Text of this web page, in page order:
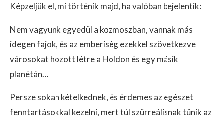
Képzeljük el, mi történik majd, ha valóban bejelentik:
Nem vagyunk egyedül a kozmoszban, vannak más
idegen fajok, és az emberiség ezekkel szövetkezve
városokat hozott létre a Holdon és egy másik
planétán…
Persze sokan kételkednek, és érdemes az egészet
fenntartásokkal kezelni, mert túl szürreálisnak tűnik az